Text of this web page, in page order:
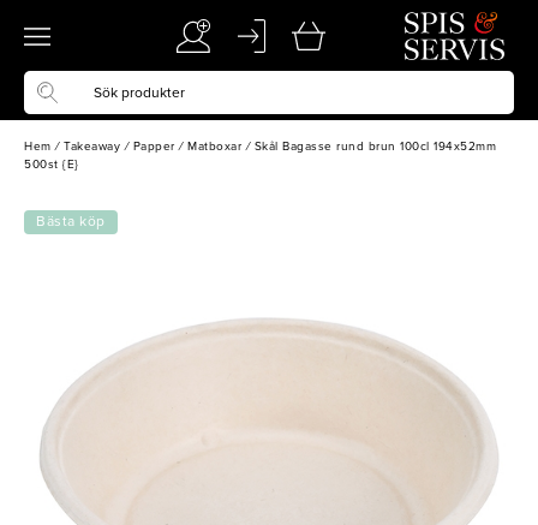
Hem / Takeaway / Papper / Matboxar / Skål Bagasse rund brun 100cl 194x52mm
500st {E}
Bästa köp